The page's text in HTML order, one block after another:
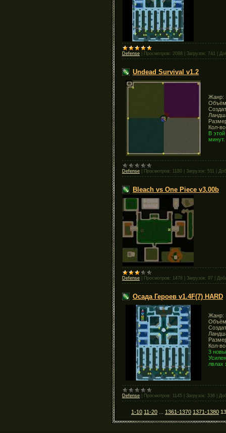
Defense Просмотров: 2088 Загрузок: 741
Undead Survival v1.2
Жанр:
Кол-
В
Defense Просмотров: 1180 Загрузок: 511
Bleach vs One Piece v3.00b
Defense Просмотров: 1478 Загрузок: 97
Осада Героев v1.4F(7) HARD
Жанр:
Кол-
3
лвлах
Defense Просмотров: 1145 Загрузок: 336
1-10 11-20 1361-1370 1371-1380